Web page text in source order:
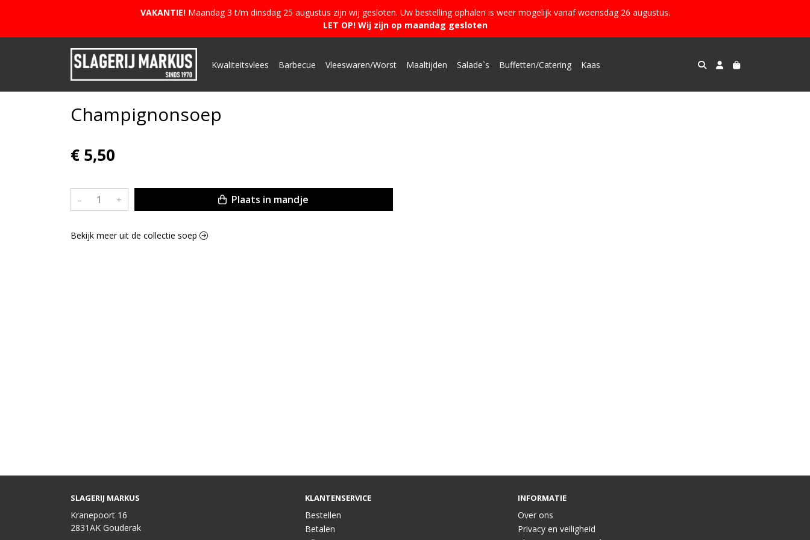
VAKANTIE!Maandag 3 t/m dinsdag 25 augustus zijn wij gesloten. Uw bestelling ophalen is weer mogelijk vanaf woensdag 26 augustus.
LET OP! Wij zijn op maandag gesloten
Kwaliteitsvlees Barbecue Vleeswaren/Worst Maaltijden Salade`s Buffetten/Catering Kaas
Champignonsoep
€ 5,50
– + Plaats in mandje
Bekijk meer uit de collectie soep
SLAGERIJ MARKUS
Kranepoort 16
2831AK Gouderak
KLANTENSERVICE
Bestellen
Betalen
INFORMATIE
Over ons
Privacy en veiligheid